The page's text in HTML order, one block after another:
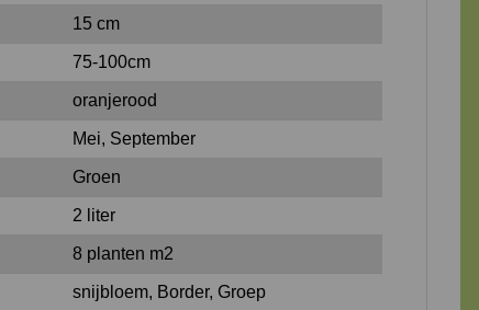
15 cm
75-100cm
oranjerood
Mei, September
Groen
2 liter
8 planten m2
snijbloem, Border, Groep